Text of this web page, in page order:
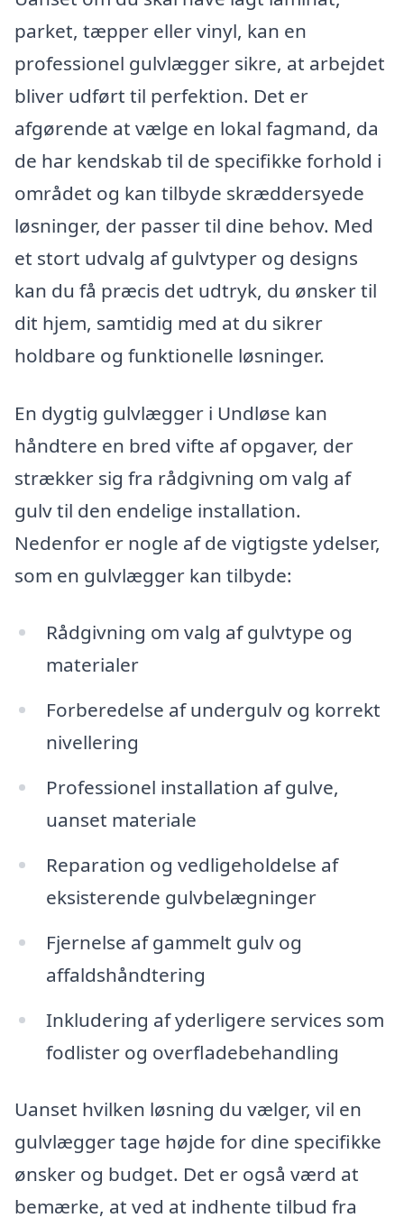
parket, tæpper eller vinyl, kan en
professionel gulvlægger sikre, at arbejdet
bliver udført til perfektion. Det er
afgørende at vælge en lokal fagmand, da
de har kendskab til de specifikke forhold i
området og kan tilbyde skræddersyede
løsninger, der passer til dine behov. Med
et stort udvalg af gulvtyper og designs
kan du få præcis det udtryk, du ønsker til
dit hjem, samtidig med at du sikrer
holdbare og funktionelle løsninger.
En dygtig gulvlægger i Undløse kan
håndtere en bred vifte af opgaver, der
strækker sig fra rådgivning om valg af
gulv til den endelige installation.
Nedenfor er nogle af de vigtigste ydelser,
som en gulvlægger kan tilbyde:
Rådgivning om valg af gulvtype og
materialer
Forberedelse af undergulv og korrekt
nivellering
Professionel installation af gulve,
uanset materiale
Reparation og vedligeholdelse af
eksisterende gulvbelægninger
Fjernelse af gammelt gulv og
affaldshåndtering
Inkludering af yderligere services som
fodlister og overfladebehandling
Uanset hvilken løsning du vælger, vil en
gulvlægger tage højde for dine specifikke
ønsker og budget. Det er også værd at
bemærke, at ved at indhente tilbud fra